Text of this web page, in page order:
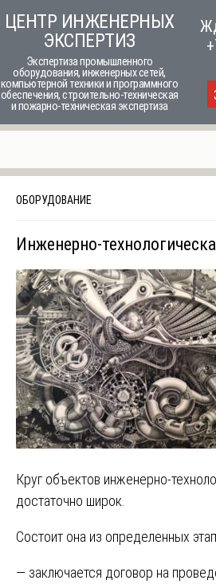
to
content
ЦЕНТР ИНЖЕНЕРНЫХ
ЭКСПЕРТИЗ
Экспертиза промышленного
оборудования, инженерных сетей,
компьютерной техники и программного
обеспечения, строительно-техническая
и пожарно-техническая экспертиза
ОБОРУДОВАНИЕ
Инженерно-
Круг объектов инженерно-
достаточно широк.
Состоит она из определенных
— заключается договор на